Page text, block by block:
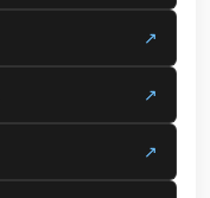
↗
↗
↗